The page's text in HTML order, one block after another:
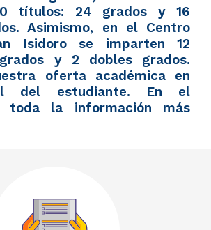
títulos: 24 grados y 16
Asimismo, en el Centro
Isidoro se imparten 12
y 2 dobles grados.
oferta académica en
del estudiante. En el
toda la información más